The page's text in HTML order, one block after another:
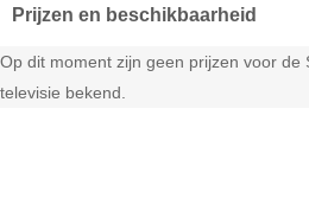
Prijzen en beschikbaarheid
Op dit moment zijn geen prijzen voor de
televisie bekend.